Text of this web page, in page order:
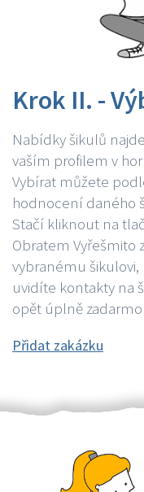
Krok II. -
Nabídky šikulů
vaším profilem v
Vybírat můžete
hodnocení daného
Stačí kliknout na
Obratem Vyřešmito
vybranému šikulovi,
uvidíte kontakty na
opět úplně zadarmo
Přidat zakázku